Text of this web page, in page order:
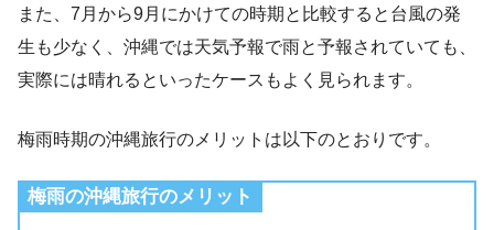
また、7月から9月にかけての時期と比較すると台風の発
生も少なく、沖縄では天気予報で雨と予報されていても、
実際には晴れるといったケースもよく見られます。
梅雨時期の沖縄旅行のメリットは以下のとおりです。
梅雨の沖縄旅行のメリット